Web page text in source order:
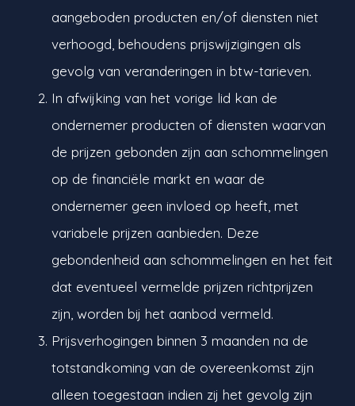
aangeboden producten en/of diensten niet
verhoogd, behoudens prijswijzigingen als
gevolg van veranderingen in btw-tarieven.
In afwijking van het vorige lid kan de
ondernemer producten of diensten waarvan
de prijzen gebonden zijn aan schommelingen
op de financiële markt en waar de
ondernemer geen invloed op heeft, met
variabele prijzen aanbieden. Deze
gebondenheid aan schommelingen en het feit
dat eventueel vermelde prijzen richtprijzen
zijn, worden bij het aanbod vermeld.
Prijsverhogingen binnen 3 maanden na de
totstandkoming van de overeenkomst zijn
alleen toegestaan indien zij het gevolg zijn